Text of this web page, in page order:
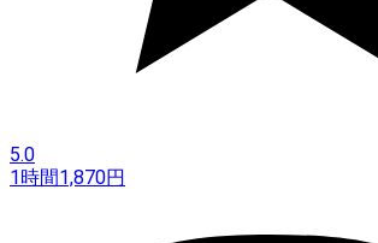
5.0
1時間1,870円